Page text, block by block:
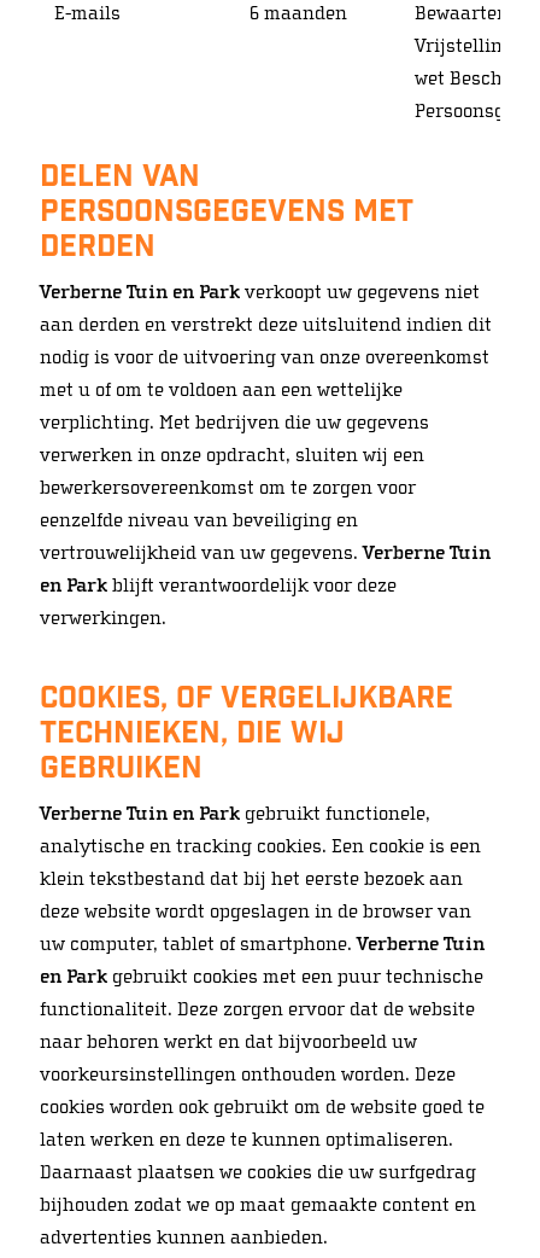
E-mails 6 maanden
wet
Delen van
persoonsgegevens met
derden
Verberne Tuin en Parkverkoopt uw gegevens niet
aan derden en verstrekt deze uitsluitend indien dit
nodig is voor de uitvoering van onze overeenkomst
met u of om te voldoen aan een wettelijke
verplichting. Met bedrijven die uw gegevens
verwerken in onze opdracht, sluiten wij een
bewerkersovereenkomst om te zorgen voor
eenzelfde niveau van beveiliging en
vertrouwelijkheid van uw gegevens.Verberne Tuin
en Parkblijft verantwoordelijk voor deze
verwerkingen.
Cookies, of vergelijkbare
technieken, die wij
gebruiken
Verberne Tuin en Parkgebruikt functionele,
analytische en tracking cookies. Een cookie is een
klein tekstbestand dat bij het eerste bezoek aan
deze website wordt opgeslagen in de browser van
uw computer, tablet of smartphone.Verberne Tuin
en Parkgebruikt cookies met een puur technische
functionaliteit. Deze zorgen ervoor dat de website
naar behoren werkt en dat bijvoorbeeld uw
voorkeursinstellingen onthouden worden. Deze
cookies worden ook gebruikt om de website goed te
laten werken en deze te kunnen optimaliseren.
Daarnaast plaatsen we cookies die uw surfgedrag
bijhouden zodat we op maat gemaakte content en
advertenties kunnen aanbieden.